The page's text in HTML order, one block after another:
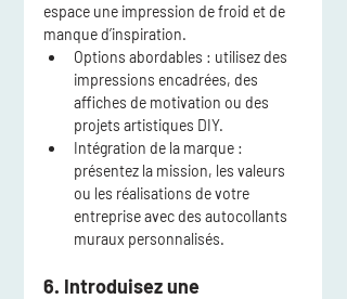
espace une impression de froid et de
manque d’inspiration.
Options abordables : utilisez des
impressions encadrées, des
affiches de motivation ou des
projets artistiques DIY.
Intégration de la marque :
présentez la mission, les valeurs
ou les réalisations de votre
entreprise avec des autocollants
muraux personnalisés.
6. Introduisez une